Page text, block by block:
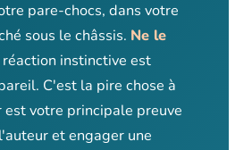
pare-chocs, dans votre
sous le châssis. Ne le
réaction instinctive est
C'est la pire chose à
est votre principale preuve
et engager une